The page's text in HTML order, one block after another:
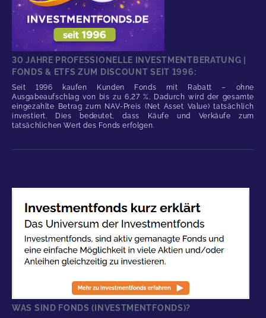
30 JAHRE PROFESSIONELLE INVESTMENTBERATUNG |
FONDS & ETFS ZUM DISCOUNT SEIT 1996:
Seit 1996 kaufen Kunden Fonds mit Rabatt – ohne
Ausgabeaufschlag von bis zu 6,27 %. Dadurch wird der gesamte
eingezahlte Betrag zum NAV-Preis (Net Asset Value) tatsächlich
investiert. Dies bedeutet, dass Käufe und Verkäufe zum
tatsächlichen Wert des Fonds erfolgen.
WAS SIND FONDS (INVESTMENTFONDS)?